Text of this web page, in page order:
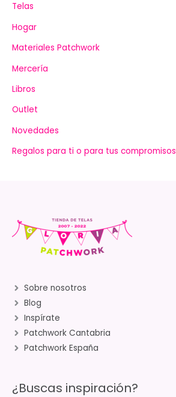
Telas
Hogar
Materiales Patchwork
Mercería
Libros
Outlet
Novedades
Regalos para ti o para tus compromisos
Sobre nosotros
Blog
Inspírate
Patchwork Cantabria
Patchwork España
¿Buscas inspiración?